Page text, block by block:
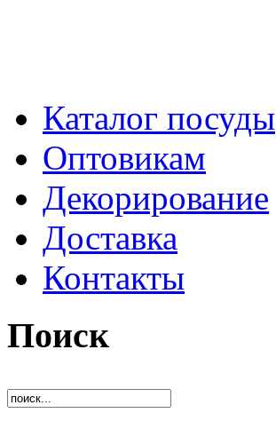
Каталог посуды
Оптовикам
Декорирование
Доставка
Контакты
Поиск